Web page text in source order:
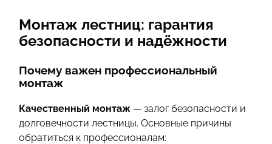
Монтаж лестниц: гарантия
безопасности и надёжности
Почему важен профессиональный
монтаж
Качественный монтаж — залог безопасности и
долговечности лестницы. Основные причины
обратиться к профессионалам: